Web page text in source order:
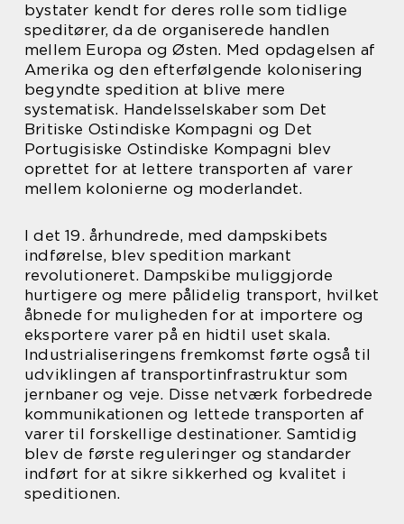
bystater kendt for deres rolle som tidlige
speditører, da de organiserede handlen
mellem Europa og Østen. Med opdagelsen af
Amerika og den efterfølgende kolonisering
begyndte spedition at blive mere
systematisk. Handelsselskaber som Det
Britiske Ostindiske Kompagni og Det
Portugisiske Ostindiske Kompagni blev
oprettet for at lettere transporten af varer
mellem kolonierne og moderlandet.
I det 19. århundrede, med dampskibets
indførelse, blev spedition markant
revolutioneret. Dampskibe muliggjorde
hurtigere og mere pålidelig transport, hvilket
åbnede for muligheden for at importere og
eksportere varer på en hidtil uset skala.
Industrialiseringens fremkomst førte også til
udviklingen af transportinfrastruktur som
jernbaner og veje. Disse netværk forbedrede
kommunikationen og lettede transporten af
varer til forskellige destinationer. Samtidig
blev de første reguleringer og standarder
indført for at sikre sikkerhed og kvalitet i
speditionen.